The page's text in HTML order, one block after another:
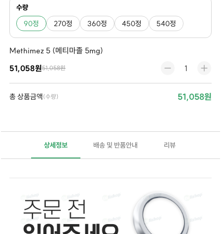
수량
90정 270정 360정 450정 540정
Methimez 5 (메티마졸 5mg)
51,058원51,058원
총 상품금액(수량) 51,058원
상세정보 배송 및 반품안내 리뷰